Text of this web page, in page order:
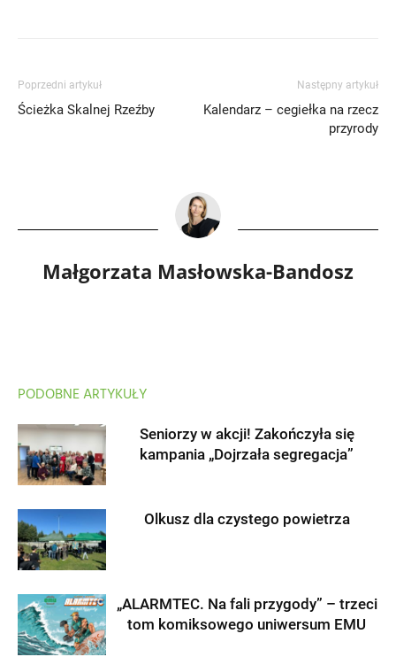
Poprzedni artykuł
Ścieżka Skalnej Rzeźby
Następny artykuł
Kalendarz – cegiełka na rzecz
przyrody
Małgorzata Masłowska-Bandosz
PODOBNE ARTYKUŁY
Seniorzy w akcji! Zakończyła się
kampania „Dojrzała segregacja”
Olkusz dla czystego powietrza
„ALARMTEC. Na fali przygody” – trzeci
tom komiksowego uniwersum EMU